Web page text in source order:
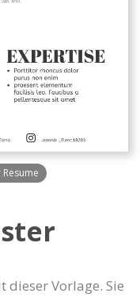
dieser Vorlage. Sie